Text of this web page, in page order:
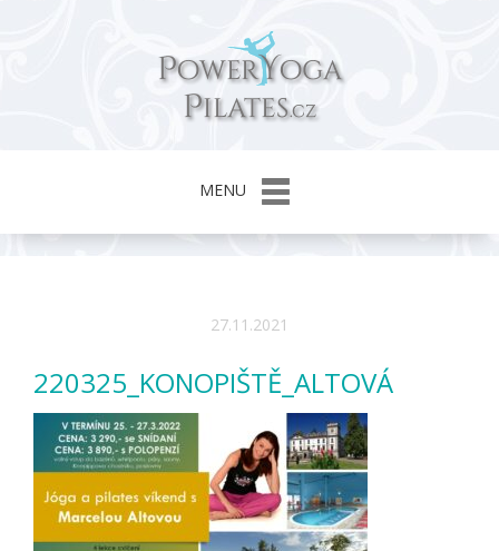
MENU
27.11.2021
220325_KONOPIŠTĚ_ALTOVÁ